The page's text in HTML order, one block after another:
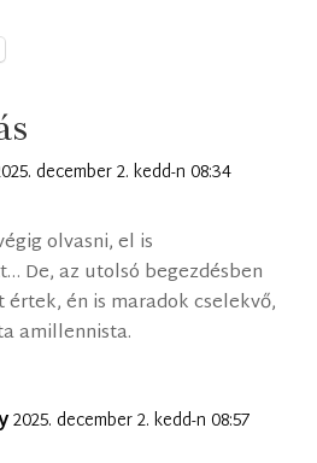
december 2. kedd-n 08:34
olvasni, el is
De, az utolsó begezdésben
én is maradok cselekvő,
amillennista.
2025. december 2. kedd-n 08:57